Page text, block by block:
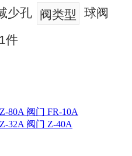
少孔 阀类型 球阀
1件
80A 阀门 FR-10A
32A 阀门 Z-40A